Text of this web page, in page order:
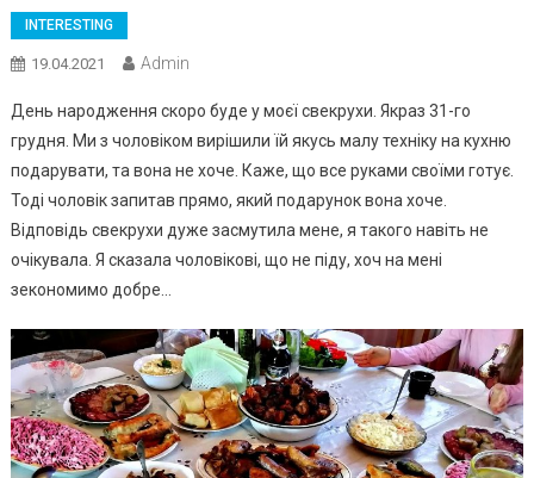
INTERESTING
19.04.2021 Admin
День народження скоро буде у моєї свекрухи. Якраз 31-го
грудня. Ми з чоловіком вирішили їй якусь малу техніку на кухню
подарувати, та вона не хоче. Каже, що все руками своїми готує.
Тоді чоловік запитав прямо, який подарунок вона хоче.
Відповідь свекрухи дуже засмутила мене, я такого навіть не
очікувала. Я сказала чоловікові, що не піду, хоч на мені
зекономимо добре…